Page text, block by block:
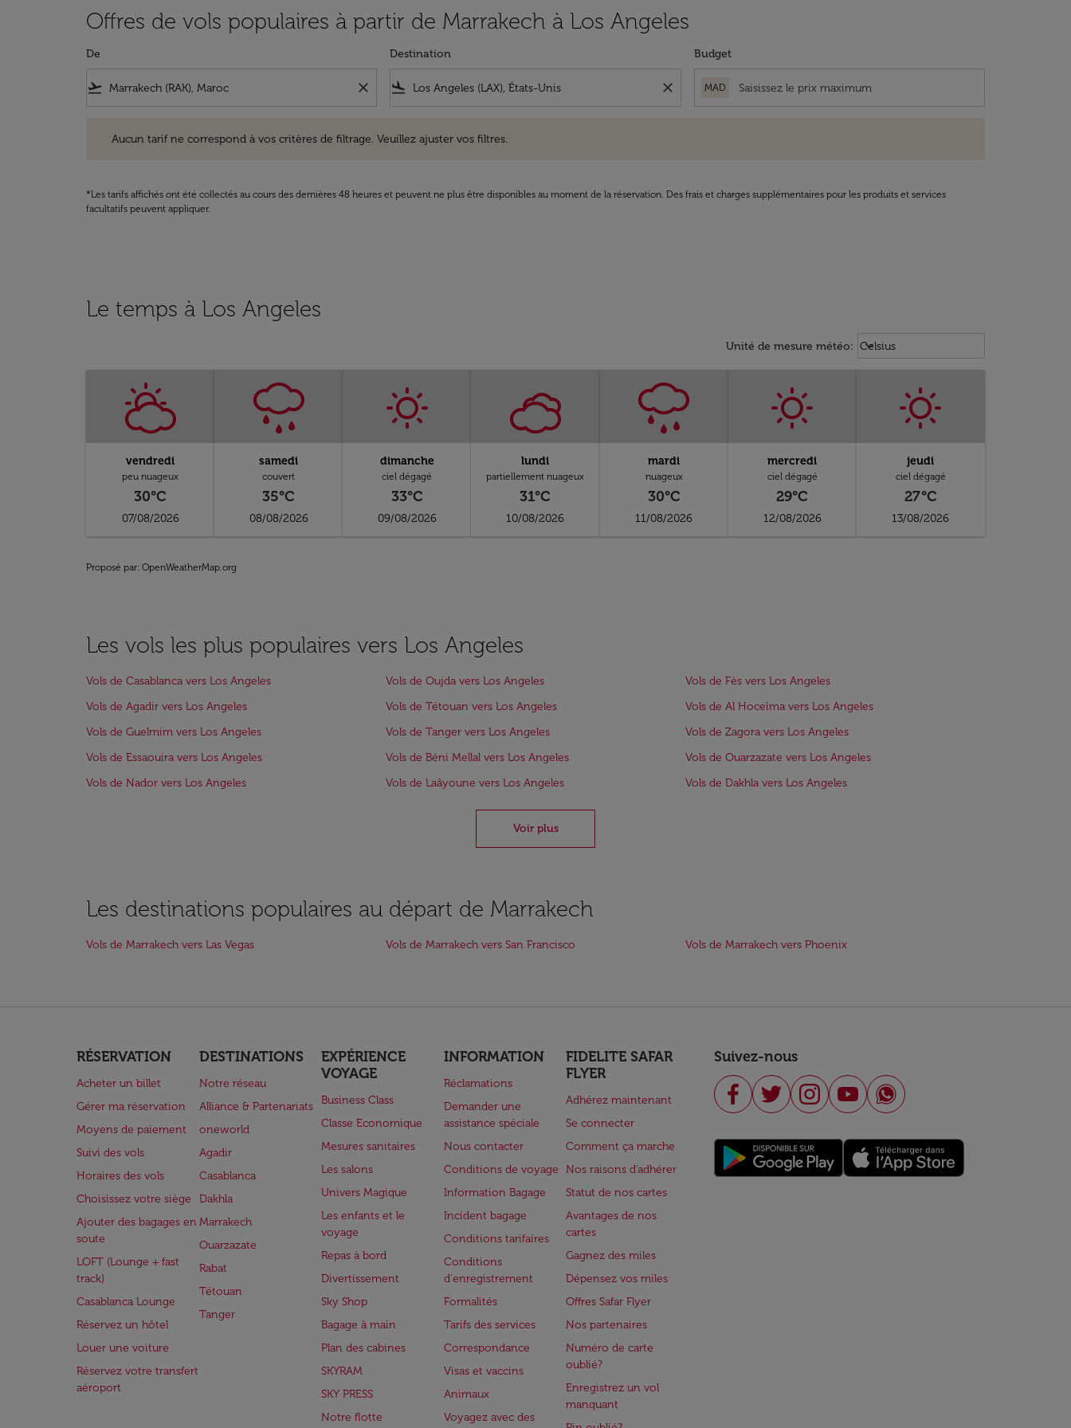
Offres de vols populaires à partir de Marrakech à Los Angeles
De
flight_takeoff close
Destination
flight_land close
Budget
MAD
Aucun tarif ne correspond à vos critères de filtrage. Veuillez ajuster vos filtres.
*Les tarifs affichés ont été collectés au cours des dernières 48 heures et peuvent ne plus être disponibles au moment de la réservation. Des frais et charges supplémentaires pour les produits et services
facultatifs peuvent appliquer.
Le temps à Los Angeles
Unité de mesure météo: Weather unit option Celsius
Celsius
keyboard_arrow_down
vendredi
peu nuageux
30°C
07/08/2026
samedi
couvert
35°C
08/08/2026
dimanche
ciel dégagé
33°C
09/08/2026
lundi
partiellement nuageux
31°C
10/08/2026
mardi
nuageux
30°C
11/08/2026
mercredi
ciel dégagé
29°C
12/08/2026
jeudi
ciel dégagé
27°C
13/08/2026
Proposé par: OpenWeatherMap.org
Les vols les plus populaires vers Los Angeles
Vols de Casablanca vers Los Angeles Vols de Oujda vers Los Angeles
Vols de Fès vers Los Angeles
Vols de Agadir vers Los Angeles
Vols de Tétouan vers Los Angeles
Vols de Al Hoceïma vers Los Angeles
Vols de Guelmim vers Los Angeles
Vols de Tanger vers Los Angeles
Vols de Zagora vers Los Angeles
Vols de Essaouira vers Los Angeles
Vols de Béni Mellal vers Los Angeles
Vols de Ouarzazate vers Los Angeles
Vols de Nador vers Los Angeles
Vols de Laâyoune vers Los Angeles Vols de Dakhla vers Los Angeles
Voir plus
Les destinations populaires au départ de Marrakech
Vols de Marrakech vers Las Vegas Vols de Marrakech vers San Francisco Vols de Marrakech vers Phoenix
RÉSERVATION
Acheter un billet
Gérer ma réservation
Moyens de paiement
Suivi des vols
Horaires des vols
Choisissez votre siège
Ajouter des bagages en
soute
LOFT (Lounge + fast
track)
Casablanca Lounge
Réservez un hôtel
Louer une voiture
Réservez votre transfert
aéroport
DESTINATIONS
Notre réseau
Alliance & Partenariats
oneworld
Agadir
Casablanca
Dakhla
Marrakech
Ouarzazate
Rabat
Tétouan
Tanger
EXPÉRIENCE
VOYAGE
Business Class
Classe Economique
Mesures sanitaires
Les salons
Univers Magique
Les enfants et le
voyage
Repas à bord
Divertissement
Sky Shop
Bagage à main
Plan des cabines
SKYRAM
SKY PRESS
Notre flotte
INFORMATION
Réclamations
Demander une
assistance spéciale
Nous contacter
Conditions de voyage
Information Bagage
Incident bagage
Conditions tarifaires
Conditions
d'enregistrement
Formalités
Tarifs des services
Correspondance
Visas et vaccins
Animaux
Voyagez avec des
FIDELITE SAFAR
FLYER
Adhérez maintenant
Se connecter
Comment ça marche
Nos raisons d'adhérer
Statut de nos cartes
Avantages de nos
cartes
Gagnez des miles
Dépensez vos miles
Offres Safar Flyer
Nos partenaires
Numéro de carte
oublié?
Enregistrez un vol
manquant
Suivez-nous